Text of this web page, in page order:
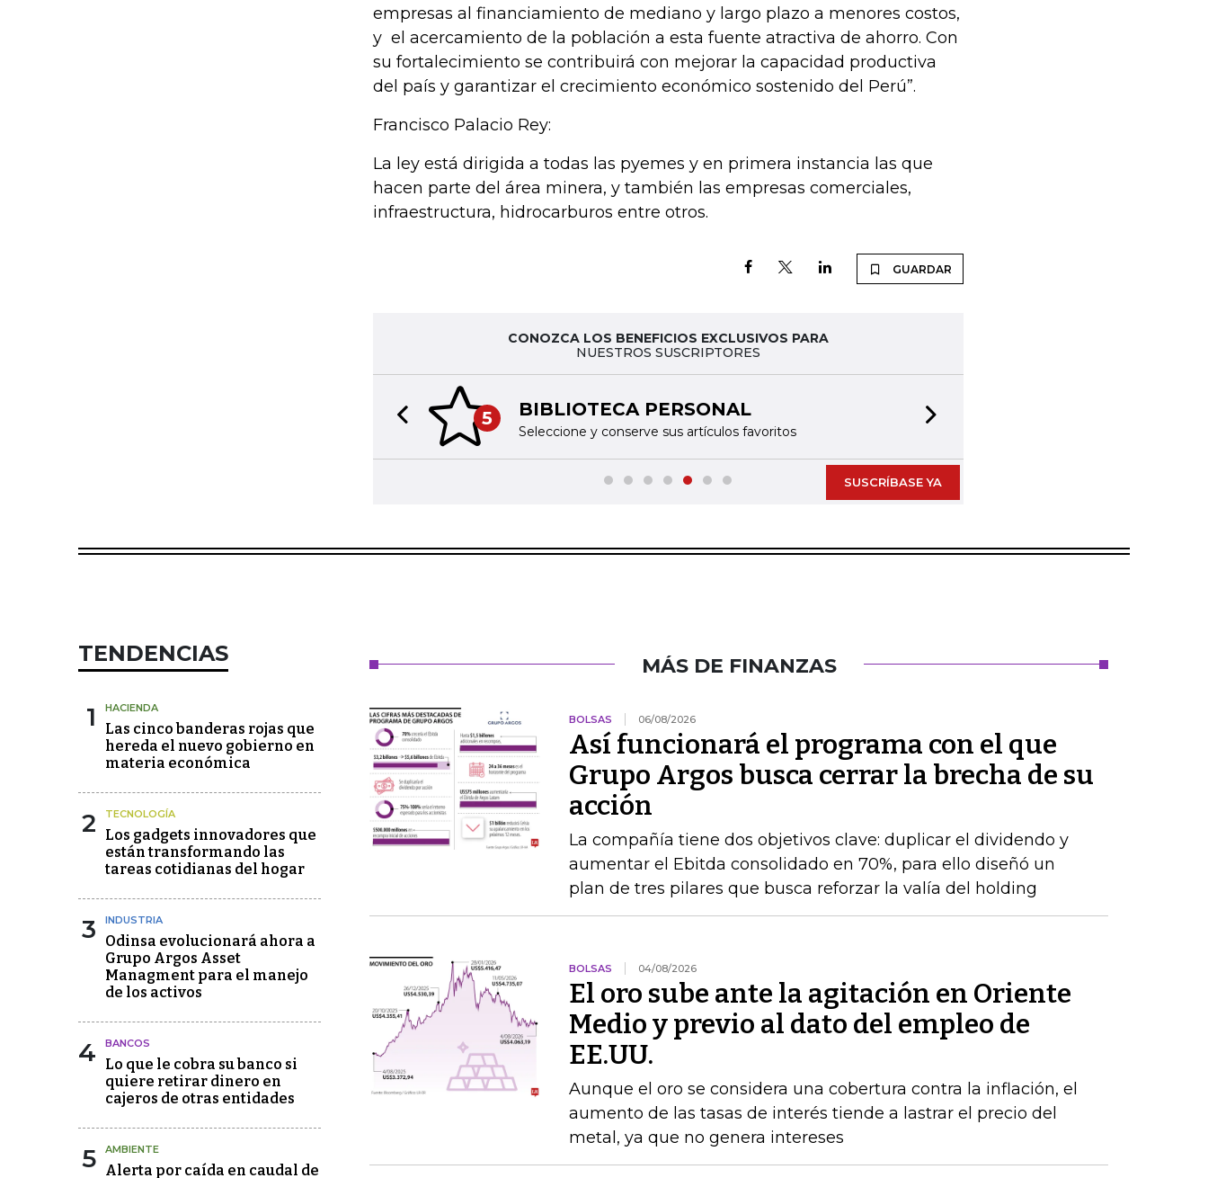
empresas al financiamiento de mediano y largo plazo a menores costos,
y el acercamiento de la población a esta fuente atractiva de ahorro. Con
su fortalecimiento se contribuirá con mejorar la capacidad productiva
del país y garantizar el crecimiento económico sostenido del Perú”.
Francisco Palacio Rey:
La ley está dirigida a todas las pyemes y en primera instancia las que
hacen parte del área minera, y también las empresas comerciales,
infraestructura, hidrocarburos entre otros.
GUARDAR
CONOZCA LOS BENEFICIOS EXCLUSIVOS PARA
NUESTROS SUSCRIPTORES
5 BIBLIOTECA PERSONAL
Seleccione y conserve sus artículos favoritos
Previous slide
SUSCRÍBASE YA
TENDENCIAS
1 HACIENDA
Las cinco banderas rojas que
hereda el nuevo gobierno en
materia económica
2 TECNOLOGÍA
Los gadgets innovadores que
están transformando las
tareas cotidianas del hogar
3 INDUSTRIA
Odinsa evolucionará ahora a
Grupo Argos Asset
Managment para el manejo
de los activos
4 BANCOS
Lo que le cobra su banco si
quiere retirar dinero en
cajeros de otras entidades
5 AMBIENTE
Alerta por caída en caudal de
MÁS DE FINANZAS
BOLSAS 06/08/2026
Así funcionará el programa con el que
Grupo Argos busca cerrar la brecha de su
acción
La compañía tiene dos objetivos clave: duplicar el dividendo y
aumentar el Ebitda consolidado en 70%, para ello diseñó un
plan de tres pilares que busca reforzar la valía del holding
BOLSAS 04/08/2026
El oro sube ante la agitación en Oriente
Medio y previo al dato del empleo de
EE.UU.
Aunque el oro se considera una cobertura contra la inflación, el
aumento de las tasas de interés tiende a lastrar el precio del
metal, ya que no genera intereses